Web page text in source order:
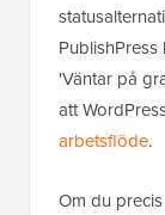
'Väntar på
att
arbetsflöde.
Om du